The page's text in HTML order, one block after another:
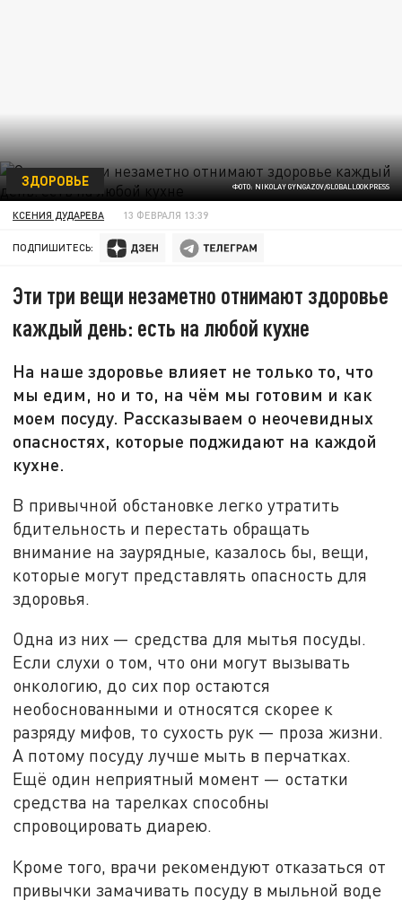
ФОТО: NIKOLAY GYNGAZOV/GLOBALLOOKPRESS
ЗДОРОВЬЕ
КСЕНИЯ ДУДАРЕВА 13 ФЕВРАЛЯ 13:39
ПОДПИШИТЕСЬ:
Эти три вещи незаметно отнимают здоровье
каждый день: есть на любой кухне
На наше здоровье влияет не только то, что
мы едим, но и то, на чём мы готовим и как
моем посуду. Рассказываем о неочевидных
опасностях, которые поджидают на каждой
кухне.
В привычной обстановке легко утратить
бдительность и перестать обращать
внимание на заурядные, казалось бы, вещи,
которые могут представлять опасность для
здоровья.
Одна из них — средства для мытья посуды.
Если слухи о том, что они могут вызывать
онкологию, до сих пор остаются
необоснованными и относятся скорее к
разряду мифов, то сухость рук — проза жизни.
А потому посуду лучше мыть в перчатках.
Ещё один неприятный момент — остатки
средства на тарелках способны
спровоцировать диарею.
Кроме того, врачи рекомендуют отказаться от
привычки замачивать посуду в мыльной воде